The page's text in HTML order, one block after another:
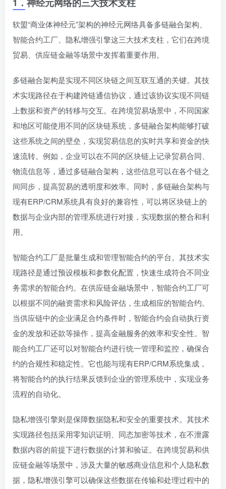
软盟“商业体神经元”架构的神经元网络具备多链融合架构、
智能合约工厂、隐私增强引擎这三大技术支柱，它们在跨境
贸易、供应链金融等场景中发挥着重要作用。
多链融合架构是实现不同区块链之间互联互通的关键。其技
术实现路径在于构建跨链通信协议，通过该协议实现不同链
上数据和资产的转移与交互。在跨境贸易场景中，不同国家
和地区可能使用不同的区块链系统，多链融合架构能够打破
这些系统之间的壁垒，实现贸易信息的实时共享和资金的快
速流转。例如，企业可以在不同的区块链上记录贸易合同、
物流信息等，通过多链融合架构，这些信息可以在各个链之
间同步，提高贸易的透明度和效率。同时，多链融合架构与
现有ERP/CRM系统具有良好的兼容性，可以将区块链上的
数据与企业内部的管理系统进行对接，实现数据的整合和利
用。
智能合约工厂是批量生成和管理智能合约的平台。其技术实
现路径是通过预设模板和参数化配置，快速生成符合不同业
务需求的智能合约。在供应链金融场景中，智能合约工厂可
以根据不同的融资需求和风险评估，生成相应的智能合约。
当供应链中的企业满足合约条件时，智能合约会自动执行资
金的发放和还款等操作，提高金融服务的效率和安全性。智
能合约工厂还可以对智能合约进行统一管理和监控，确保合
约的合规性和稳定性。它也能与现有ERP/CRM系统集成，
将智能合约的执行结果反馈到企业的管理系统中，实现业务
流程的自动化。
隐私增强引擎则是保障数据隐私和安全的重要技术。其技术
实现路径包括采用零知识证明、同态加密等技术，在不泄露
数据内容的前提下进行数据的计算和验证。在跨境贸易和供
应链金融等场景中，涉及大量的敏感商业信息和个人隐私数
据，隐私增强引擎可以确保这些数据在传输和处理过程中的